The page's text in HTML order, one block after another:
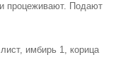
процеживают. Подают
имбирь 1, корица